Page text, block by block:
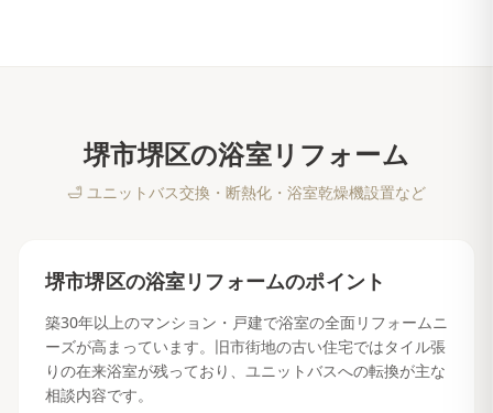
堺市堺区の浴室リフォーム
🛁 ユニットバス交換・断熱化・浴室乾燥機設置など
堺市堺区の浴室リフォームのポイント
築30年以上のマンション・戸建で浴室の全面リフォームニ
ーズが高まっています。旧市街地の古い住宅ではタイル張
りの在来浴室が残っており、ユニットバスへの転換が主な
相談内容です。